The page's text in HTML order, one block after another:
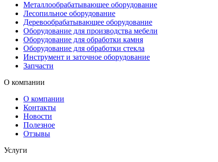
Металлообрабатывающее оборудование
Лесопильное оборудование
Деревообрабатывающее оборудование
Оборудование для производства мебели
Оборудование для обработки камня
Оборудование для обработки стекла
Инструмент и заточное оборудование
Запчасти
О компании
О компании
Контакты
Новости
Полезное
Отзывы
Услуги